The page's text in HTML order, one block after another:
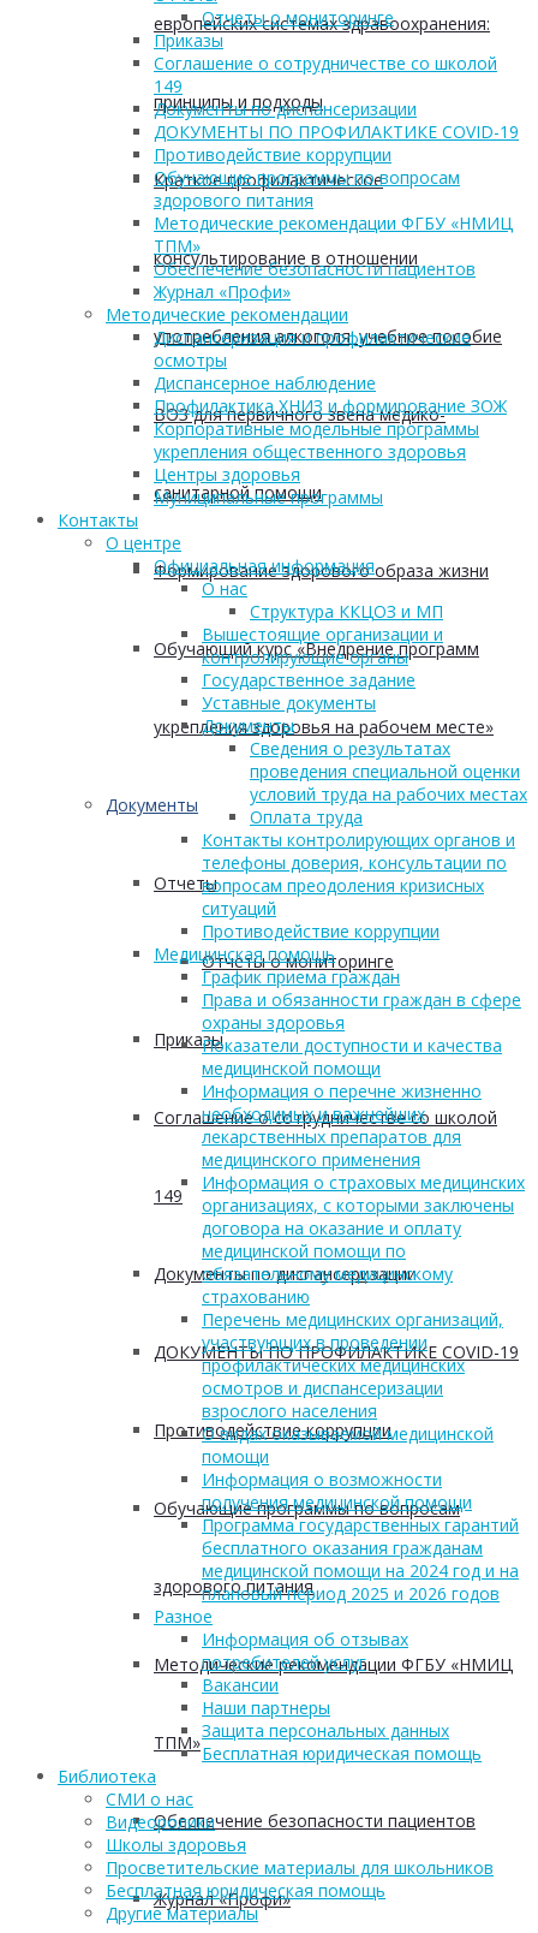
европейских системах здравоохранения:
принципы и подходы
Краткое профилактическое
консультирование в отношении
употребления алкоголя: учебное пособие
ВОЗ для первичного звена медико-
санитарной помощи
Формирование здорового образа жизни
Обучающий курс «Внедрение программ
укрепления здоровья на рабочем месте»
Документы
Отчеты
Отчеты о мониторинге
Приказы
Соглашение о сотрудничестве со школой
149
Документы по диспансеризации
ДОКУМЕНТЫ ПО ПРОФИЛАКТИКЕ COVID-19
Противодействие коррупции
Обучающие программы по вопросам
здорового питания
Методические рекомендации ФГБУ «НМИЦ
ТПМ»
Обеспечение безопасности пациентов
Журнал «Профи»
Отчеты о мониторинге
Приказы
Соглашение о сотрудничестве со школой
149
Документы по диспансеризации
ДОКУМЕНТЫ ПО ПРОФИЛАКТИКЕ COVID-19
Противодействие коррупции
Обучающие программы по вопросам
здорового питания
Методические рекомендации ФГБУ «НМИЦ
ТПМ»
Обеспечение безопасности пациентов
Журнал «Профи»
Методические рекомендации
Диспансеризация и профилактические
осмотры
Диспансерное наблюдение
Профилактика ХНИЗ и формирование ЗОЖ
Корпоративные модельные программы
укрепления общественного здоровья
Центры здоровья
Муниципальные программы
Контакты
О центре
Официальная информация
О нас
Структура ККЦОЗ и МП
Вышестоящие организации и
контролирующие органы
Государственное задание
Уставные документы
Документы
Сведения о результатах
проведения специальной оценки
условий труда на рабочих местах
Оплата труда
Контакты контролирующих органов и
телефоны доверия, консультации по
вопросам преодоления кризисных
ситуаций
Противодействие коррупции
Медицинская помощь
График приема граждан
Права и обязанности граждан в сфере
охраны здоровья
Показатели доступности и качества
медицинской помощи
Информация о перечне жизненно
необходимых и важнейших
лекарственных препаратов для
медицинского применения
Информация о страховых медицинских
организациях, с которыми заключены
договора на оказание и оплату
медицинской помощи по
обязательному медицинскому
страхованию
Перечень медицинских организаций,
участвующих в проведении
профилактических медицинских
осмотров и диспансеризации
взрослого населения
О видах оказываемой медицинской
помощи
Информация о возможности
получения медицинской помощи
Программа государственных гарантий
бесплатного оказания гражданам
медицинской помощи на 2024 год и на
плановый период 2025 и 2026 годов
Разное
Информация об отзывах
потребителей услуг
Вакансии
Наши партнеры
Защита персональных данных
Бесплатная юридическая помощь
Библиотека
СМИ о нас
Видеоролики
Школы здоровья
Просветительские материалы для школьников
Бесплатная юридическая помощь
Другие материалы